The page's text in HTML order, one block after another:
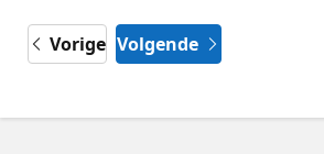
Vorige Volgende